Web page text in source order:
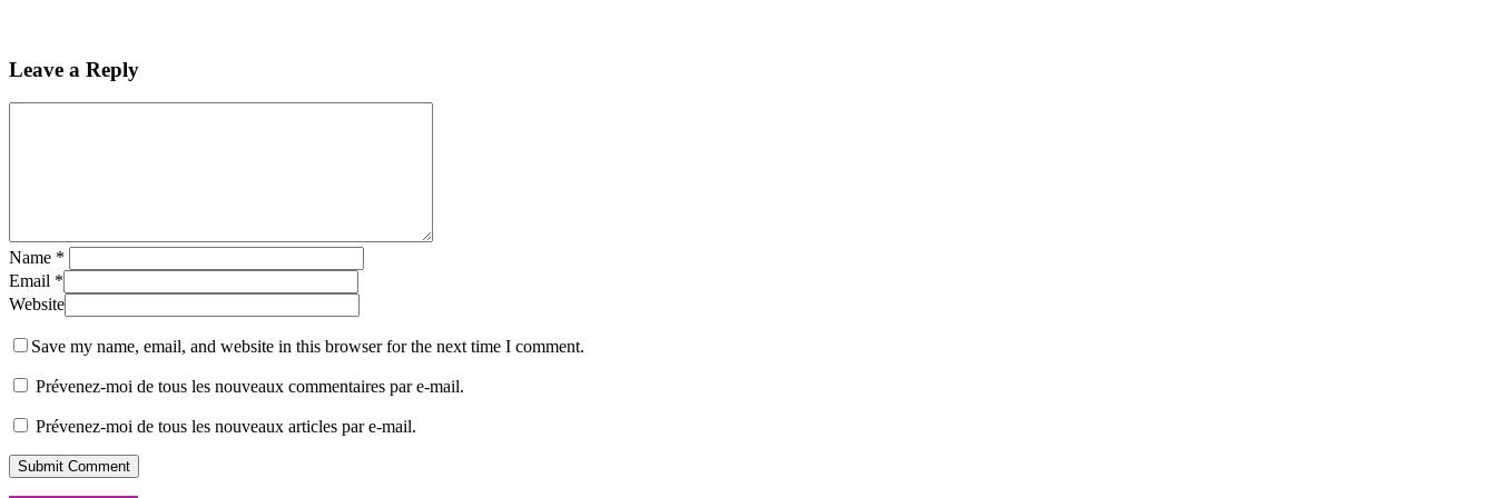
Leave a Reply
Name *
Email *
Website
Save my name, email, and website in this browser for the next time I comment.
Prévenez-moi de tous les nouveaux commentaires par e-mail.
Prévenez-moi de tous les nouveaux articles par e-mail.